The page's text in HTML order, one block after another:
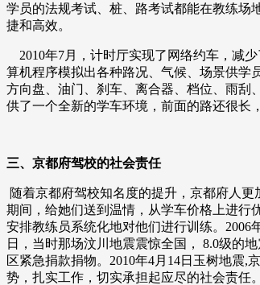
学员的法规考试、桩、路考试都能在教练场
捷和高效。
2010年7月，计时厅实现了网络约车，减
算机程序模拟出各种路况、气候、场景供学
方向盘、油门、刹车、离合器、档位、雨刮
供了一个全新的学车环境，前面的路还很长
三、京都府驾校的社会责任
随着京都府驾校知名度的提升，京都府人
期间，给她们送到温情，从学车价格上进行
安排教练员系统化地对他们进行训练。
日，当时那场汶川地震震惊全国， 8.0级
区紧急捐款捐物。2010年4月14日玉树地震
势，扎实工作，切实承担起应尽的社会责任